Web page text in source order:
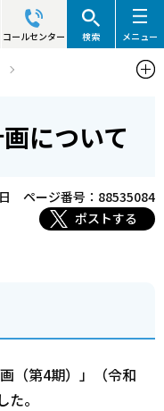
コールセンター 検索 メニュー
について
ページ番号：88535084
ポストする
（第4期）」（令和
。